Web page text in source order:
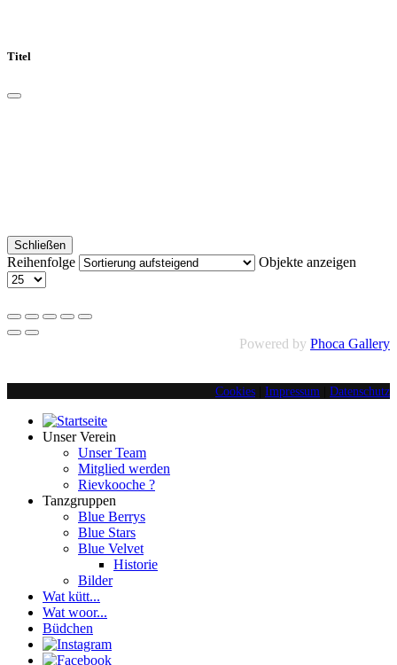
Titel
Schließen
Reihenfolge Objekte anzeigen
Powered by Phoca Gallery
Cookies Impressum Datenschutz
Unser Verein
Unser Team
Mitglied werden
Rievkooche ?
Tanzgruppen
Blue Berrys
Blue Stars
Blue Velvet
Historie
Bilder
Wat kütt...
Wat woor...
Büdchen